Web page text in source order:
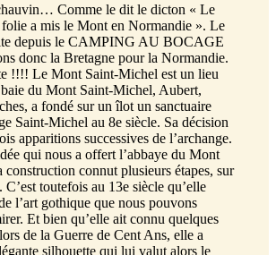
Comme le dit le dicton « Le
folie a mis le Mont en Normandie ». Le
depuis le CAMPING AU BOCAGE
donc la Bretagne pour la Normandie.
!!!! Le Mont Saint-Michel est un lieu
du Mont Saint-Michel, Aubert,
a fondé sur un îlot un sanctuaire
Saint-Michel au 8e siècle. Sa décision
apparitions successives de l’archange.
qui nous a offert l’abbaye du Mont
construction connut plusieurs étapes, sur
C’est toutefois au 13e siècle qu’elle
l’art gothique que nous pouvons
Et bien qu’elle ait connu quelques
de la Guerre de Cent Ans, elle a
silhouette qui lui valut alors le